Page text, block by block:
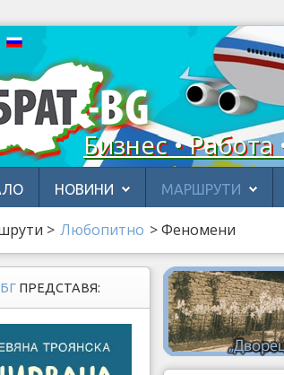
Бизнес •
НОВИНИ МАРШРУТИ
> Любопитно >Феномени
ПРЕДСТАВЯ: